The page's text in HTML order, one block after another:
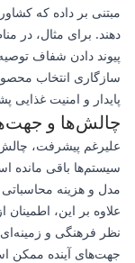
مبتنی بر داده که
دهند. برای مثال، در
پیوند دادن شفاف
سازگاری انتخاب
پایدار و امنیت غذایی
چالش‌ها و
علیرغم پیشرفت،
سیستم‌ها باقی مانده
مدل و هزینه محاسباتی
علاوه بر این،
نظر فرهنگی و
جهت‌های آینده ممکن